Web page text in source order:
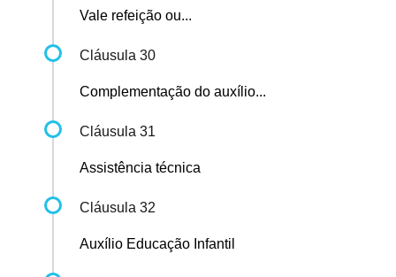
Vale refeição ou...
Cláusula 30
Complementação do auxílio...
Cláusula 31
Assistência técnica
Cláusula 32
Auxílio Educação Infantil